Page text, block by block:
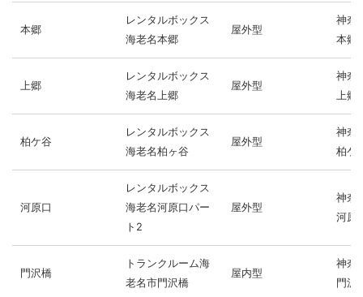
本郷
レンタルボックス
海老名本郷
屋外型
神奈
本郷
上郷
レンタルボックス
海老名上郷
屋外型
神奈
上
柏ケ谷
レンタルボックス
海老名柏ヶ谷
屋外型
神奈
柏ケ
河原口
レンタルボックス
海老名河原口パー
ト2
屋外型
神奈
河原
門沢橋
トランクルーム海
老名市門沢橋
屋内型
神奈
門沢